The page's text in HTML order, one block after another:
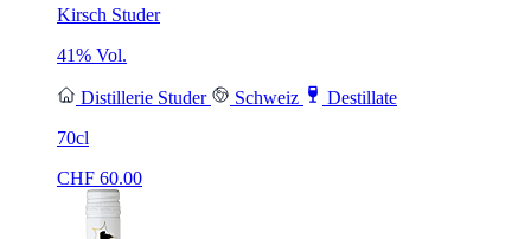
Kirsch Studer
41% Vol.
Distillerie Studer Schweiz
Destillate
70cl
CHF 60.00